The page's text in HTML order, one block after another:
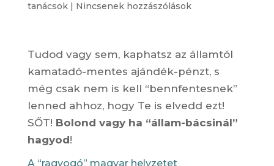
tanácsok| Nincsenek hozzászólások
Tudod vagy sem, kaphatsz az államtól
kamatadó-mentes ajándék-pénzt, s
még csak nem is kell “bennfentesnek”
lenned ahhoz, hogy Te is elvedd ezt!
SŐT! Bolond vagy ha “állam-bácsinál”
hagyod!
A “ragyogó” magyar helyzetet